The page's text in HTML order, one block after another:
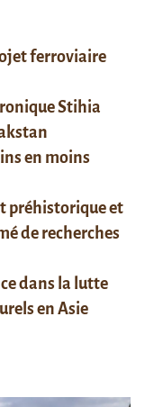
ferroviaire
Stihia
en moins
préhistorique et
de recherches
dans la lutte
en Asie